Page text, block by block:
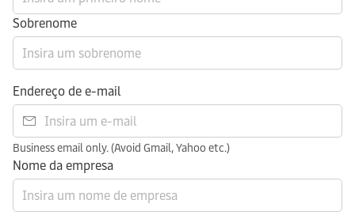
Sobrenome
Endereço de e-mail
Business email only. (Avoid Gmail, Yahoo etc.)
Nome da empresa